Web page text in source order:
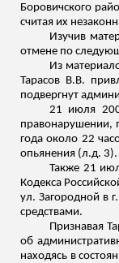
Боровичского
считая их
Изучив
отмене по
Из
Тарасов В.В.
подвергнут
21 июля
правонарушении,
года около 22
опьянения (л.д. 3).
Также 21
Кодекса
ул. Загородной в
средствами.
Признавая
об
находясь в